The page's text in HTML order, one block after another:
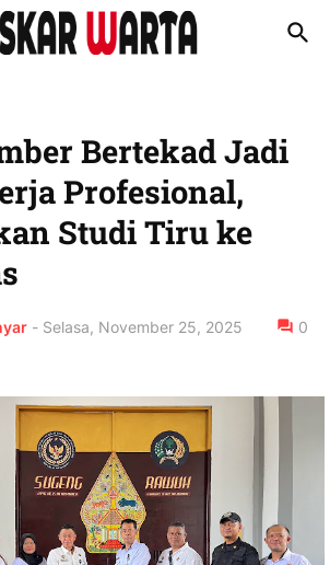
Bertekad Jadi
Profesional,
Studi Tiru ke
- Selasa, November 25, 2025 0